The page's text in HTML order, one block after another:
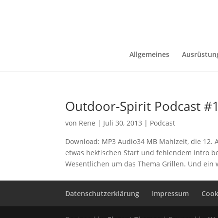
Allgemeines
Outdoor-Spirit Podcast
von Rene | Juli 30, 2013 | Podcast
Download: MP3 Audio34 MB Mahlzeit, die
etwas hektischen Start und fehlendem Intro
Wesentlichen um das Thema Grillen. Und ein
Datenschutzerklärung Impressum